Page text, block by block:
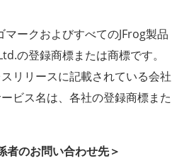
マークおよびすべてのJFrog製品
の登録商標または商標です。
リリースに記載されている会社
ビス名は、各社の登録商標また
者のお問い合わせ先＞